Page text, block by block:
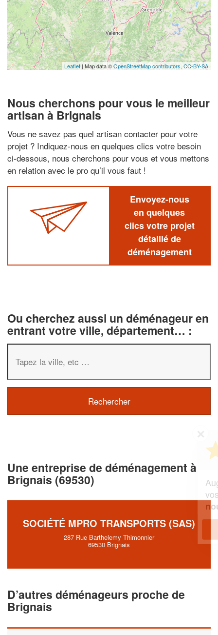
Leaflet| Map data ©OpenStreetMap contributors, CC-BY-SA
Nous cherchons pour vous le meilleur
artisan à Brignais
Vous ne savez pas quel artisan contacter pour votre
projet ? Indiquez-nous en quelques clics votre besoin
ci-dessous, nous cherchons pour vous et vous mettons
en relation avec le pro qu’il vous faut !
Envoyez-nous
en quelques
clics votre projet
détaillé de
déménagement
Ou cherchez aussi un déménageur en
entrant votre ville, département… :
Une entreprise de déménagement à
Brignais (69530)
SOCIÉTÉ MPRO TRANSPORTS (SAS)
287 Rue Barthelemy Thimonnier
69530 Brignais
D’autres déménageurs proche de
Brignais
Augmentez votre chiffre d'affaires
En savoir plus